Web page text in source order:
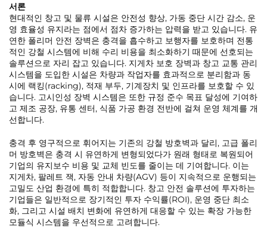
서론
현대적인 창고 및 물류 시설은 안전성 향상, 가동 중단 시간 감소, 운
영 효율성 유지라는 점에서 점차 증가하는 압력을 받고 있습니다. 유
연한 폴리머 안전 장벽은 충격을 흡수하고 보행자를 보호하며 전통
적인 강철 시스템에 비해 수리 비용을 최소화하기 때문에 선호되는
솔루션으로 자리 잡고 있습니다. 지게차 보호 장벽과 창고 교통 관리
시스템을 도입한 시설은 차량과 작업자를 효과적으로 분리함과 동
시에 랙킹(racking), 적재 부두, 기계장치 및 인프라를 보호할 수 있
습니다. 고시인성 장벽 시스템은 또한 규정 준수 목표 달성에 기여하
고 제조 공장, 유통 센터, 식품 가공 환경 전반에 걸쳐 운영 체계를 개
선합니다.
충격 후 영구적으로 휘어지는 기존의 강철 방호벽과 달리, 고급 폴리
머 방호벽은 충격 시 유연하게 변형되었다가 원래 형태로 복원되어
기업의 유지보수 비용 및 교체 빈도를 줄이는 데 기여합니다. 이는
지게차, 팔레트 잭, 자동 안내 차량(AGV) 등이 지속적으로 운행되는
고밀도 산업 환경에 특히 적합합니다. 창고 안전 솔루션에 투자하는
기업들은 일반적으로 장기적인 투자 수익률(ROI), 운영 중단 최소
화, 그리고 시설 배치 변화에 유연하게 대응할 수 있는 확장 가능한
모듈식 시스템을 우선적으로 고려합니다.